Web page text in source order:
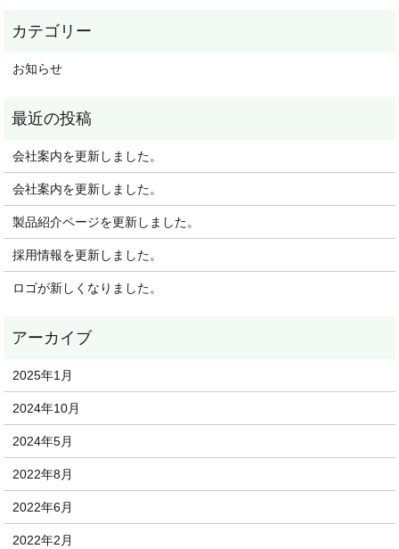
お知らせ
会社案内を更新しました。
会社案内を更新しました。
製品紹介ページを更新しました。
採用情報を更新しました。
ロゴが新しくなりました。
2025年1月
2024年10月
2024年5月
2022年8月
2022年6月
2022年2月